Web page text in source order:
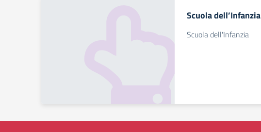
Scuola dell’Infanzia
Scuola dell'Infanzia